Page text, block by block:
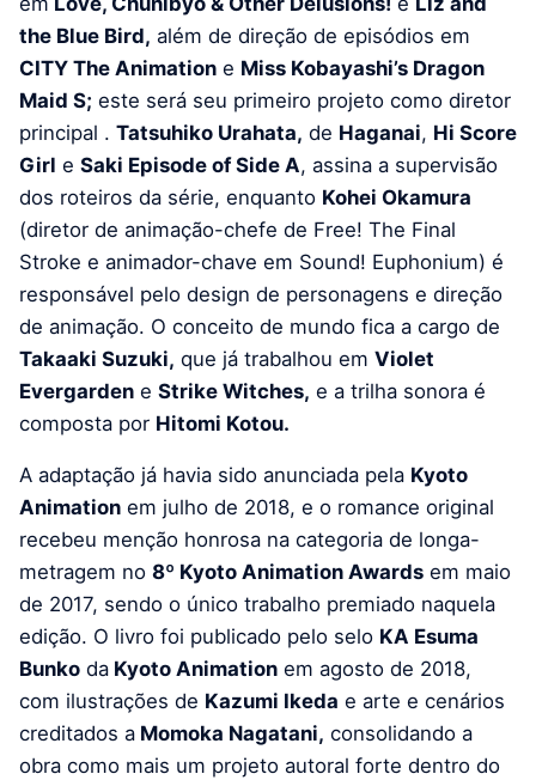
the Blue Bird, além de direção de episódios em
CITY The Animation e Miss Kobayashi’s Dragon
Maid S; este será seu primeiro projeto como diretor
principal . Tatsuhiko Urahata, de Haganai, Hi Score
Girl e Saki Episode of Side A, assina a supervisão
dos roteiros da série, enquanto Kohei Okamura
(diretor de animação-chefe de Free! The Final
Stroke e animador-chave em Sound! Euphonium) é
responsável pelo design de personagens e direção
de animação. O conceito de mundo fica a cargo de
Takaaki Suzuki, que já trabalhou em Violet
Evergarden e Strike Witches, e a trilha sonora é
composta por Hitomi Kotou.
A adaptação já havia sido anunciada pela Kyoto
Animation em julho de 2018, e o romance original
recebeu menção honrosa na categoria de longa-
metragem no 8º Kyoto Animation Awards em maio
de 2017, sendo o único trabalho premiado naquela
edição. O livro foi publicado pelo selo KA Esuma
Bunko da Kyoto Animation em agosto de 2018,
com ilustrações de Kazumi Ikeda e arte e cenários
creditados a Momoka Nagatani, consolidando a
obra como mais um projeto autoral forte dentro do